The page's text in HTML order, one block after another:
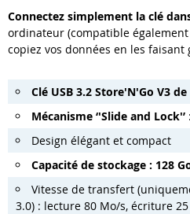
Connectez simplement la clé
ordinateur (compatible également
copiez vos données en les faisant
Clé USB 3.2 Store'N'Go V3
Mécanisme ‘'Slide and Lock'’
Design élégant et compact
Capacité de stockage : 128
Vitesse de transfert
3.0) : lecture 80 Mo/s, écriture